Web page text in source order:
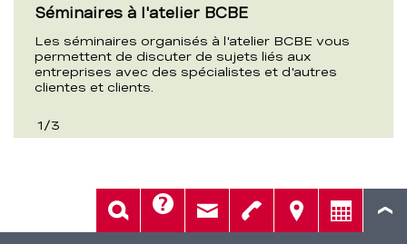
Séminaires à l'atelier BCBE
Les séminaires organisés à l'atelier BCBE vous
permettent de discuter de sujets liés aux
entreprises avec des spécialistes et d'autres
clientes et clients.
1/3